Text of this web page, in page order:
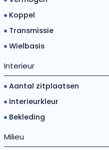
Koppel
Transmissie
Wielbasis
Interieur
Aantal zitplaatsen
Interieurkleur
Bekleding
Milieu